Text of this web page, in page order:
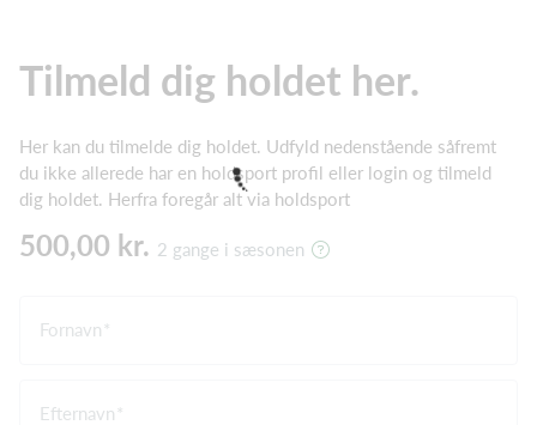
Tilmeld dig holdet her.
Her kan du tilmelde dig holdet. Udfyld nedenstående såfremt
du ikke allerede har en holdsport profil eller login og tilmeld
dig holdet. Herfra foregår alt via holdsport
500,00 kr. 2 gange i sæsonen
Fornavn
Efternavn